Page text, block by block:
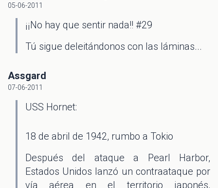
05-06-2011
¡¡No hay que sentir nada!! #29
Tú sigue deleitándonos con las láminas...
Assgard
07-06-2011
USS Hornet:
18 de abril de 1942, rumbo a Tokio
Después del ataque a Pearl Harbor,
Estados Unidos lanzó un contraataque por
vía aérea en el territorio japonés,